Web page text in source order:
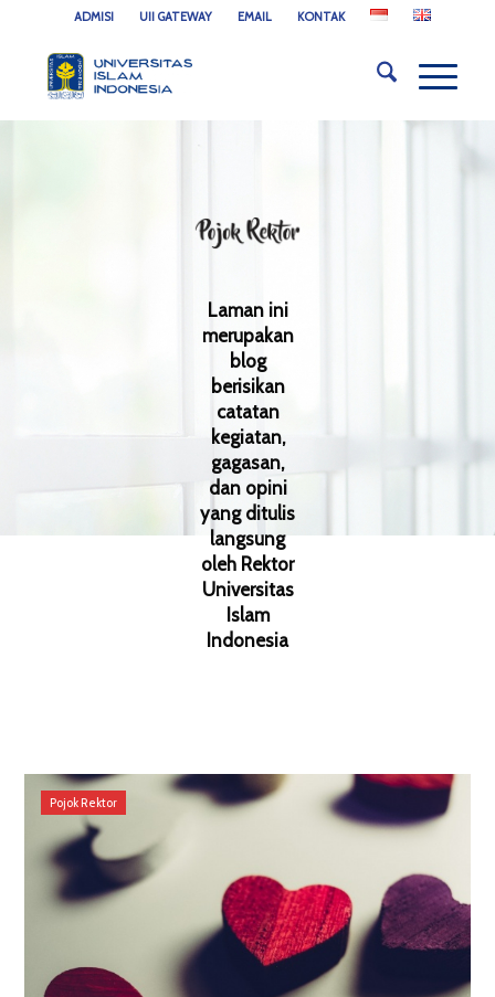
ADMISI UII GATEWAY EMAIL KONTAK
Laman ini
merupakan
blog
berisikan
catatan
kegiatan,
gagasan,
dan opini
yang ditulis
langsung
oleh Rektor
Universitas
Islam
Indonesia
Pojok Rektor